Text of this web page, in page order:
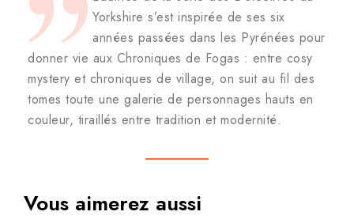
Yorkshire s’est inspirée de ses six
années passées dans les Pyrénées pour
donner vie aux Chroniques de Fogas : entre cosy
mystery et chroniques de village, on suit au fil des
tomes toute une galerie de personnages hauts en
couleur, tiraillés entre tradition et modernité.
Vous aimerez aussi